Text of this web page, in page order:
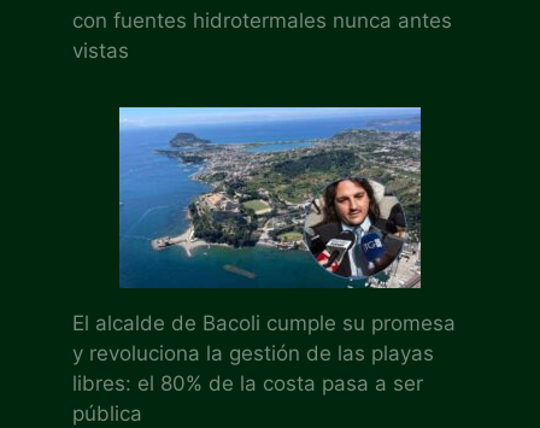
con fuentes hidrotermales nunca antes
vistas
El alcalde de Bacoli cumple su promesa
y revoluciona la gestión de las playas
libres: el 80% de la costa pasa a ser
pública